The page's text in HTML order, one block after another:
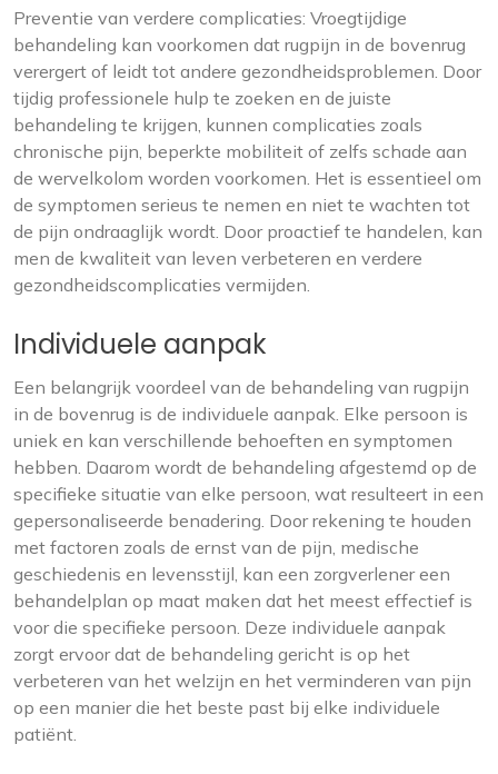
Preventie van verdere complicaties: Vroegtijdige
behandeling kan voorkomen dat rugpijn in de bovenrug
verergert of leidt tot andere gezondheidsproblemen. Door
tijdig professionele hulp te zoeken en de juiste
behandeling te krijgen, kunnen complicaties zoals
chronische pijn, beperkte mobiliteit of zelfs schade aan
de wervelkolom worden voorkomen. Het is essentieel om
de symptomen serieus te nemen en niet te wachten tot
de pijn ondraaglijk wordt. Door proactief te handelen, kan
men de kwaliteit van leven verbeteren en verdere
gezondheidscomplicaties vermijden.
Individuele aanpak
Een belangrijk voordeel van de behandeling van rugpijn
in de bovenrug is de individuele aanpak. Elke persoon is
uniek en kan verschillende behoeften en symptomen
hebben. Daarom wordt de behandeling afgestemd op de
specifieke situatie van elke persoon, wat resulteert in een
gepersonaliseerde benadering. Door rekening te houden
met factoren zoals de ernst van de pijn, medische
geschiedenis en levensstijl, kan een zorgverlener een
behandelplan op maat maken dat het meest effectief is
voor die specifieke persoon. Deze individuele aanpak
zorgt ervoor dat de behandeling gericht is op het
verbeteren van het welzijn en het verminderen van pijn
op een manier die het beste past bij elke individuele
patiënt.